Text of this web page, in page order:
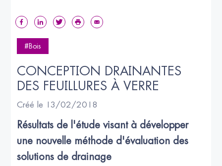
#Bois
CONCEPTION DRAINANTES
DES FEUILLURES À VERRE
Créé le 13/02/2018
Résultats de l'étude visant à développer
une nouvelle méthode d'évaluation des
solutions de drainage